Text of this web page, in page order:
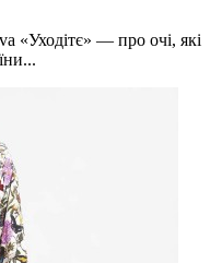
«Уходітє» — про очі, які